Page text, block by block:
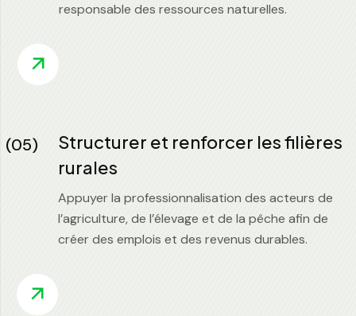
responsable des ressources naturelles.
(05)
Structurer et renforcer les filières
rurales
Appuyer la professionnalisation des acteurs de
l’agriculture, de l’élevage et de la pêche afin de
créer des emplois et des revenus durables.